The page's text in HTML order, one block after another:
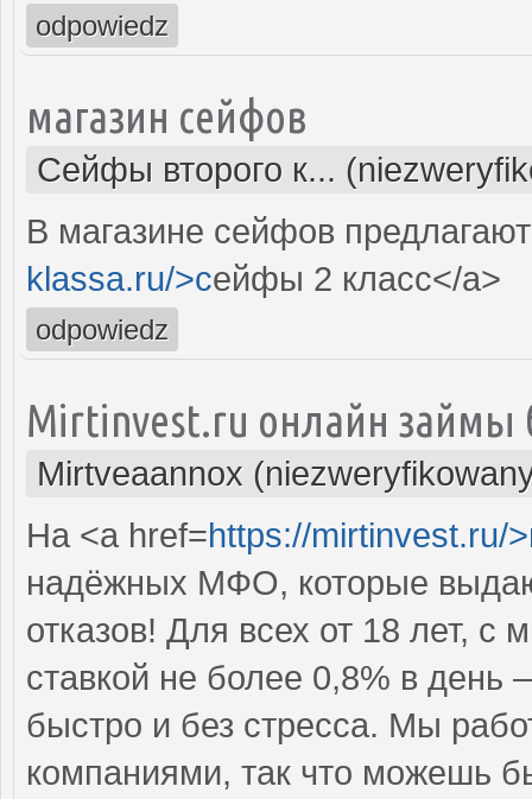
odpowiedz
магазин сейфов
Сейфы второго к...
В магазине сейфов
klassa.ru/>cейфы 2 класс</a>
odpowiedz
Mirtinvest.ru онлайн займы
Mirtveaannox
На <a href=https://mirtinvest.ru/
надёжных МФО, которые
отказов! Для всех от 18 лет,
ставкой не более 0,8% в день
быстро и без стресса. Мы
компаниями, так что можешь